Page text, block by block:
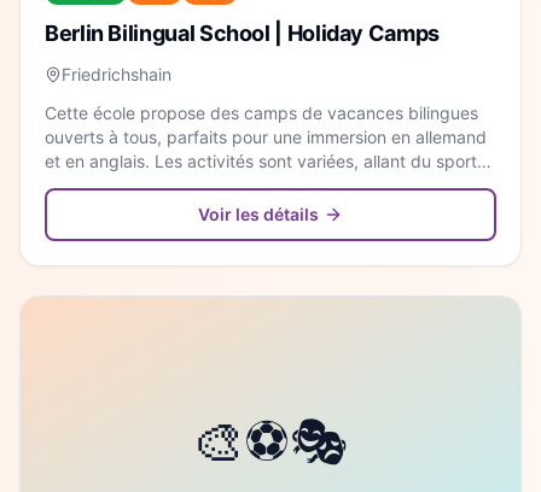
Berlin Bilingual School | Holiday Camps
Friedrichshain
Cette école propose des camps de vacances bilingues
ouverts à tous, parfaits pour une immersion en allemand
et en anglais. Les activités sont variées, allant du sport
aux arts, dans un cadre international et stimulant.
Voir les détails